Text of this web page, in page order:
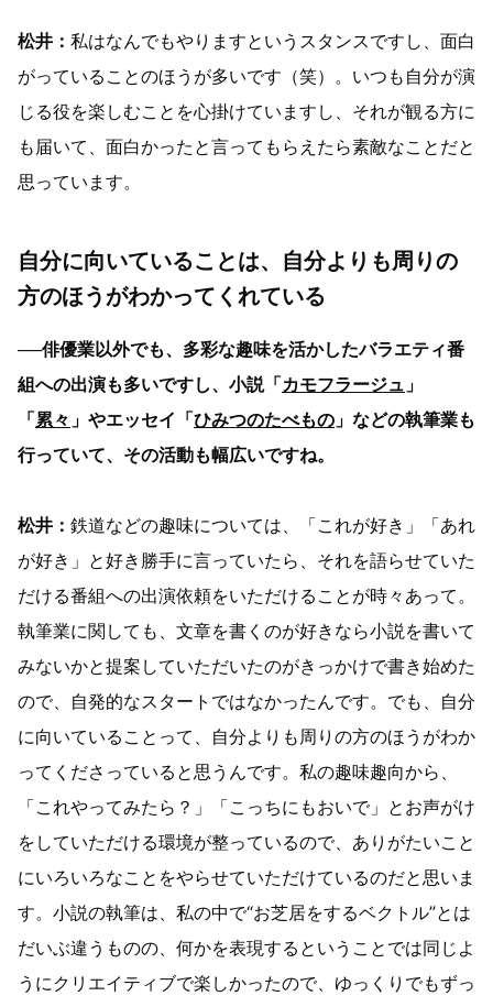
松井： 私はなんでもやりますというスタンスですし、面白
がっていることのほうが多いです（笑）。いつも自分が演
じる役を楽しむことを心掛けていますし、それが観る方に
も届いて、面白かったと言ってもらえたら素敵なことだと
思っています。
自分に向いていることは、自分よりも周りの
方のほうがわかってくれている
──俳優業以外でも、多彩な趣味を活かしたバラエティ番
組への出演も多いですし、小説「カモフラージュ 」
「累々 」やエッセイ「ひみつのたべもの 」などの執筆業も
行っていて、その活動も幅広いですね。
松井： 鉄道などの趣味については、「これが好き」「あれ
が好き」と好き勝手に言っていたら、それを語らせていた
だける番組への出演依頼をいただけることが時々あって。
執筆業に関しても、文章を書くのが好きなら小説を書いて
みないかと提案していただいたのがきっかけで書き始めた
ので、自発的なスタートではなかったんです。でも、自分
に向いていることって、自分よりも周りの方のほうがわか
ってくださっていると思うんです。私の趣味趣向から、
「これやってみたら？」「こっちにもおいで」とお声がけ
をしていただける環境が整っているので、ありがたいこと
にいろいろなことをやらせていただけているのだと思いま
す。小説の執筆は、私の中で“お芝居をするベクトル”とは
だいぶ違うものの、何かを表現するということでは同じよ
うにクリエイティブで楽しかったので、ゆっくりでもずっ